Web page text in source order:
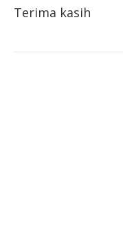
Terima kasih